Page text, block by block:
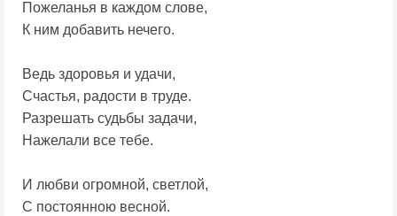
Пожеланья в каждом слове,
К ним добавить нечего.
Ведь здоровья и удачи,
Счастья, радости в труде.
Разрешать судьбы задачи,
Нажелали все тебе.
И любви огромной, светлой,
С постоянною весной.